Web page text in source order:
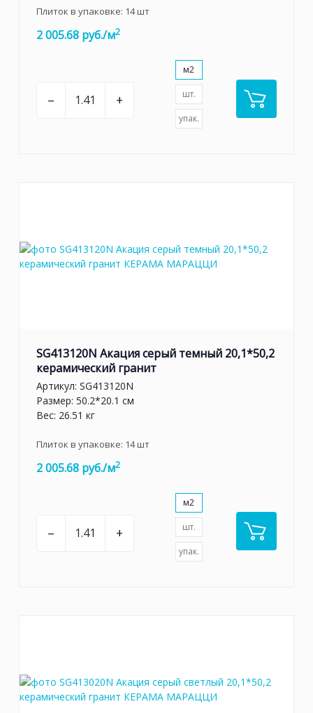
Плиток в упаковке: 14шт
2 005.68 руб./м2
– +
м2
шт.
упак.
SG413120N Акация серый темный 20,1*50,2
керамический гранит
Артикул: SG413120N
Размер: 50.2*20.1 см
Вес: 26.51 кг
Плиток в упаковке: 14шт
2 005.68 руб./м2
– +
м2
шт.
упак.